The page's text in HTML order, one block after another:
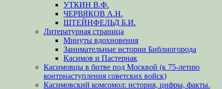
УТКИН В.Ф.
ЧЕРВЯКОВ А.Н.
ШТЕЙНФЕЛЬД Б.И.
Литературная страница
Минуты вдохновения
Занимательные истории Библиогорода
Касимов и Пастернак
Касимовцы в битве под Москвой (к 75-летию
контрнаступления советских войск)
Касимовский комсомол: история, цифры, факты.